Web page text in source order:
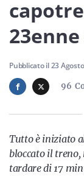
Servizi
Resta sempre
Iscriviti
96
Pubblicato il23
Tutto è iniziato
bloccato il treno,
tardare di 17